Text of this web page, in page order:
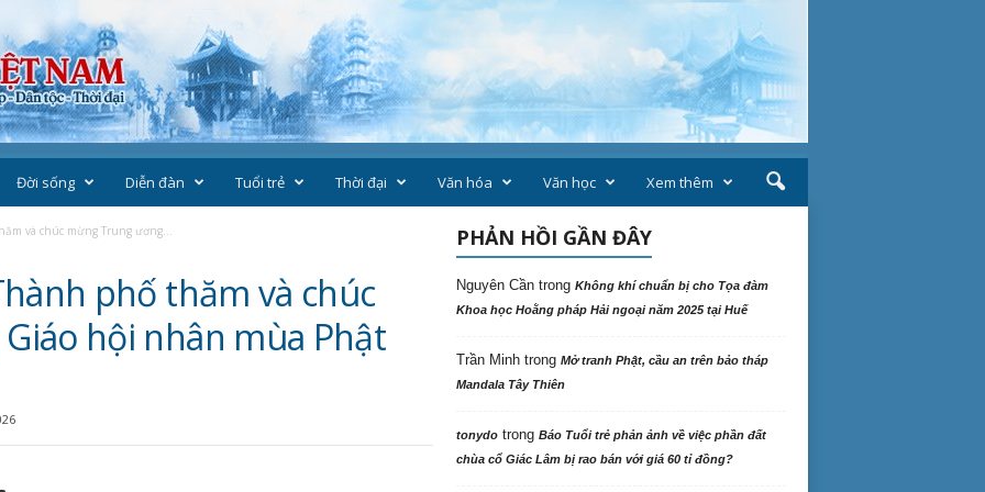
Đời sống Diễn đàn Tuổi trẻ Thời đại Văn hóa Văn học Xem thêm
và chúc mừng Trung ương...
phố thăm và chúc
hội nhân mùa Phật
PHẢN HỒI GẦN ĐÂY
Nguyên Cầntrong Không khí chuẩn bị cho Tọa đàm
Khoa học Hoằng pháp Hải ngoại năm 2025 tại Huế
Trần Minhtrong Mở tranh Phật, cầu an trên bảo tháp
Mandala Tây Thiên
tonydotrong Báo Tuổi trẻ phản ảnh về việc phần đất
chùa cổ Giác Lâm bị rao bán với giá 60 tỉ đồng?